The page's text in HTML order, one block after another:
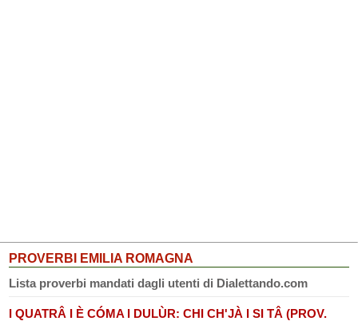
PROVERBI EMILIA ROMAGNA
Lista proverbi mandati dagli utenti di Dialettando.com
I QUATRÂ I È CÓMA I DULÙR: CHI CH'JÀ I SI TÂ (PROV.